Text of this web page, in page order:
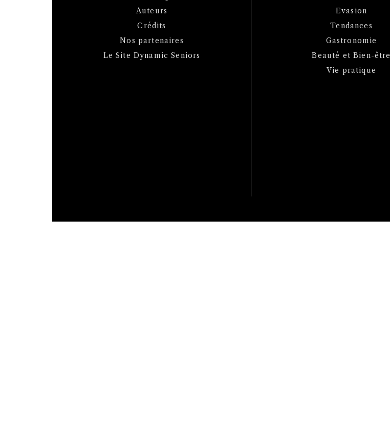
Auteurs
Crédits
Nos partenaires
Le Site Dynamic Seniors
Evasion
Tendances
Gastronomie
Beauté et Bien-être
Vie pratique